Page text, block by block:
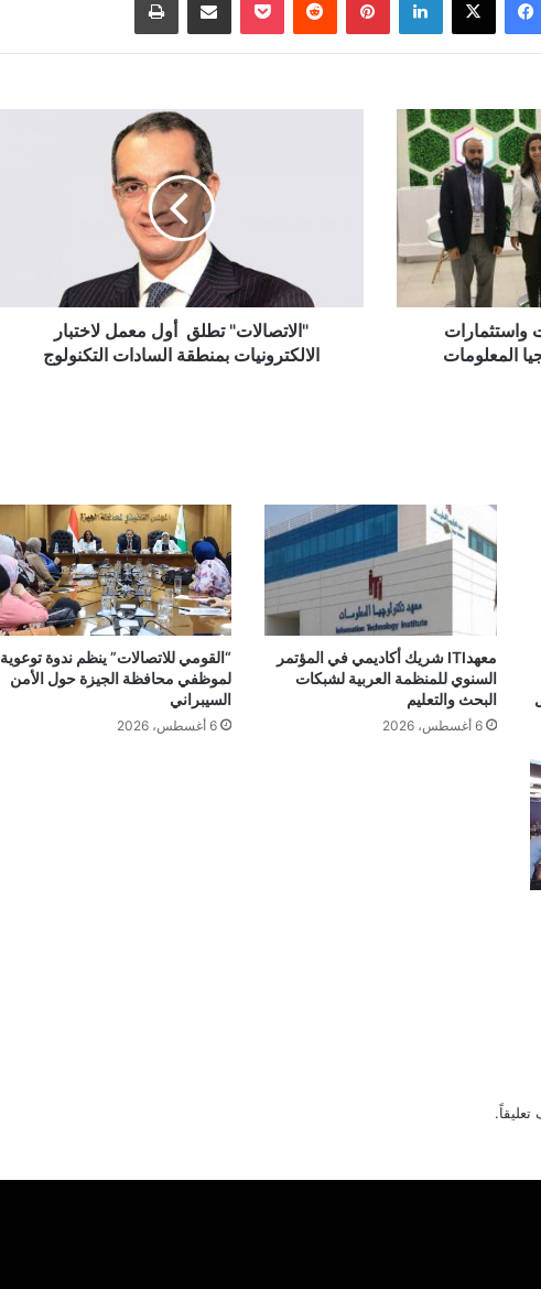
واستثمارات
المعلومات
التكنولوج
"الاتصالات" تطلق أول معمل لاختبار
الالكترونيات بمنطقة السادات التكنولوج
معهدITI شريك أكاديمي في المؤتمر
السنوي للمنظمة العربية لشبكات
البحث والتعليم
6 أغسطس، 2026
“القومي للاتصالات” ينظم ندوة توعوية
لموظفي محافظة الجيزة حول الأمن
السيبراني
6 أغسطس، 2026